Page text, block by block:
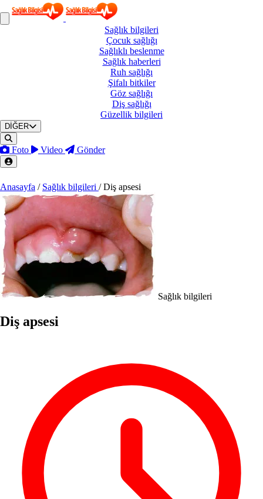
Sağlık bilgileri
Çocuk sağlığı
Sağlıklı beslenme
Sağlık haberleri
Ruh sağlığı
Şifalı bitkiler
Göz sağlığı
Diş sağlığı
Güzellik bilgileri
DİĞER
Foto Video Gönder
Anasayfa / Sağlık bilgileri / Diş apsesi
Sağlık bilgileri
Diş apsesi